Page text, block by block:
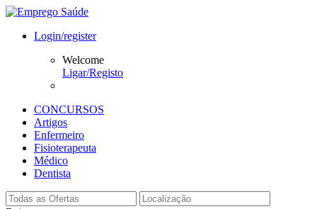
Login/register
Welcome
Ligar/Registo
CONCURSOS
Artigos
Enfermeiro
Fisioterapeuta
Médico
Dentista